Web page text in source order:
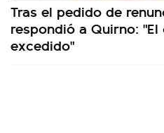
Tras el pedido de
respondió a Quirno:
excedido"